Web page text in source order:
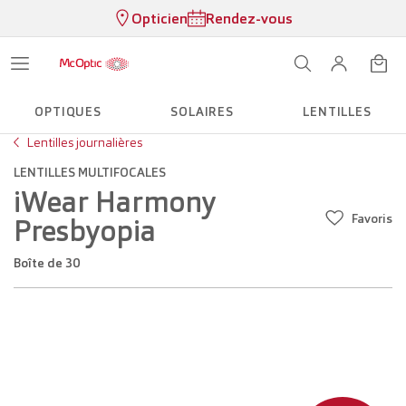
Opticien Rendez-vous
OPTIQUES SOLAIRES
LENTILLES
Lentilles journalières
LENTILLES MULTIFOCALES
iWear Harmony
Presbyopia
Boîte de 30
Favoris